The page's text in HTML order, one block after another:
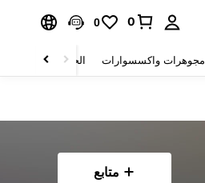
0
0
مجوهرات واكسسوارات الحقائب والأمتعة
متابع